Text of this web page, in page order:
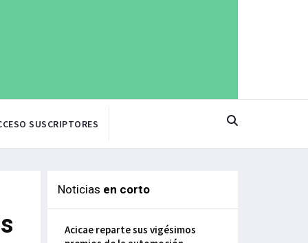
SUSCRIPTORES
Noticias en corto
Acicae reparte sus vigésimos